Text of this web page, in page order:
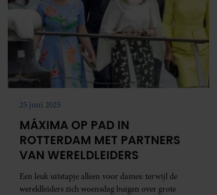
25 juni 2025
MÁXIMA OP PAD IN
ROTTERDAM MET PARTNERS
VAN WERELDLEIDERS
Een leuk uitstapje alleen voor dames: terwijl de
wereldleiders zich woensdag buigen over grote